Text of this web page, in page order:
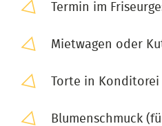
Termin im
Mietwagen oder
Torte in
Blumenschmuck